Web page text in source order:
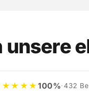
unsere
100%· 432